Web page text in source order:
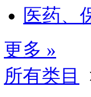
医药、
更多 »
所有类目